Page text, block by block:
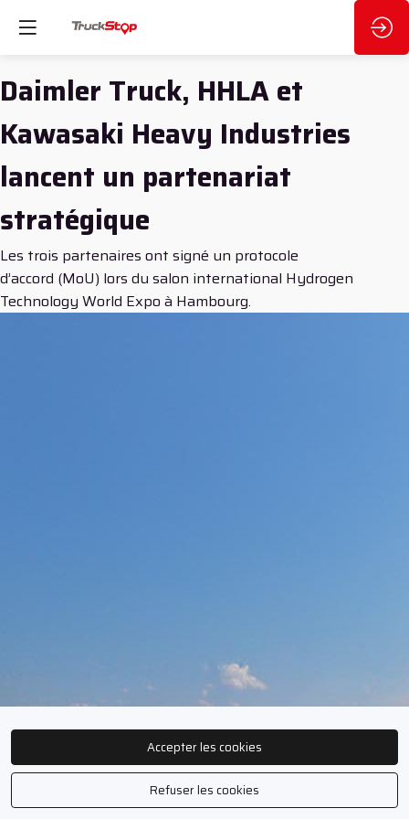
Daimler Truck, HHLA et
Kawasaki Heavy Industries
lancent un partenariat
stratégique
Les trois partenaires ont signé un protocole
d’accord (MoU) lors du salon international Hydrogen
Technology World Expo à Hambourg.
Accepter les cookies
Refuser les cookies